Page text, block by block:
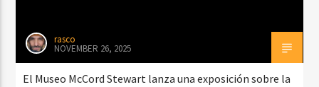
rasco
NOVEMBER 26, 2025
El Museo McCord Stewart lanza una exposición sobre la